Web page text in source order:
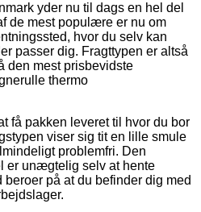
yder nu til dags en hel del
de mest populære er nu om
hvor du selv kan
passer dig. Fragttypen er altså
den mest prisbevidste
thermo
få pakken leveret til hvor du bor
viser sig tit en lille smule
problemfri. Den
er unægtelig selv at hente
på at du befinder dig med